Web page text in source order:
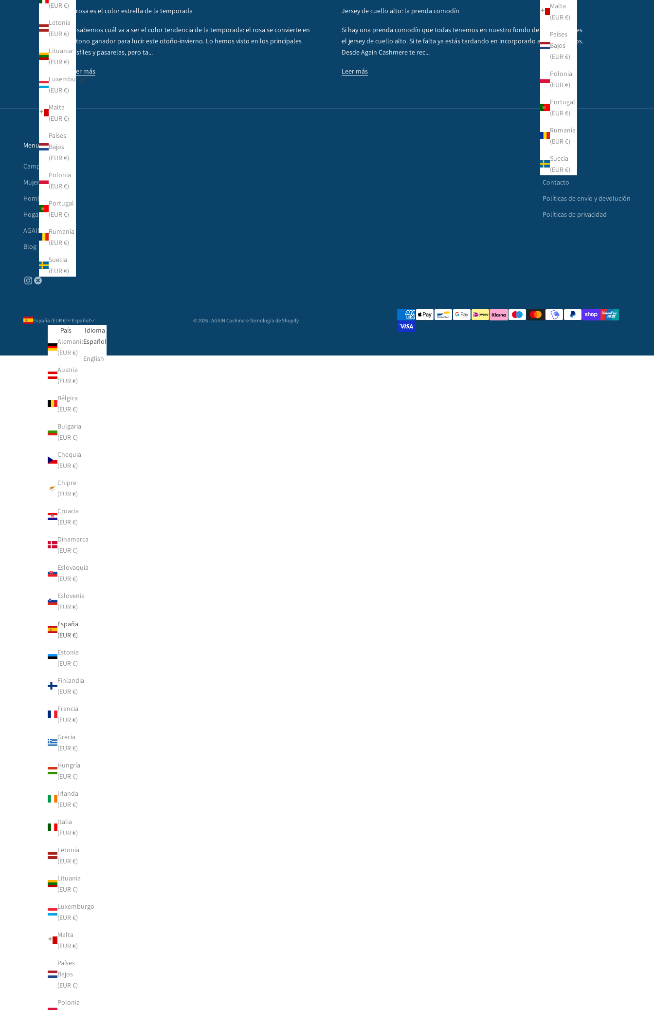
Malta
(EUR €)
Países
Bajos
(EUR €)
Polonia
(EUR €)
Portugal
(EUR €)
Rumanía
(EUR €)
Suecia
(EUR €)
(EUR €)
Letonia
(EUR €)
Lituania
(EUR €)
Luxemburgo
(EUR €)
Malta
(EUR €)
Países
Bajos
(EUR €)
Polonia
(EUR €)
Portugal
(EUR €)
Rumanía
(EUR €)
Suecia
(EUR €)
El rosa es el color estrella de la temporada
Ya sabemos cuál va a ser el color tendencia de la temporada: el rosa se convierte en
el tono ganador para lucir este otoño-invierno. Lo hemos visto en los principales
desfiles y pasarelas, pero ta...
Leer más
Jersey de cuello alto: la prenda comodín
Si hay una prenda comodín que todas tenemos en nuestro fondo de armario ese es
el jersey de cuello alto. Si te falta ya estás tardando en incorporarlo a tus estilismos.
Desde Again Cashmere te rec...
Leer más
Menu principal
Campañas
Mujer
Hombre
Hogar
AGAIN
Blog
Otros
Buscar
Contacto
Políticas de envío y devolución
Políticas de privacidad
España (EUR €)
País
Alemania
(EUR €)
Austria
(EUR €)
Bélgica
(EUR €)
Bulgaria
(EUR €)
Chequia
(EUR €)
Chipre
(EUR €)
Croacia
(EUR €)
Dinamarca
(EUR €)
Eslovaquia
(EUR €)
Eslovenia
(EUR €)
España
(EUR €)
Estonia
(EUR €)
Finlandia
(EUR €)
Francia
(EUR €)
Grecia
(EUR €)
Hungría
(EUR €)
Irlanda
(EUR €)
Italia
(EUR €)
Letonia
(EUR €)
Lituania
(EUR €)
Luxemburgo
(EUR €)
Malta
(EUR €)
Países
Bajos
(EUR €)
Polonia
Español
Idioma
Español
English
© 2026 - AGAIN CashmereTecnología de Shopify